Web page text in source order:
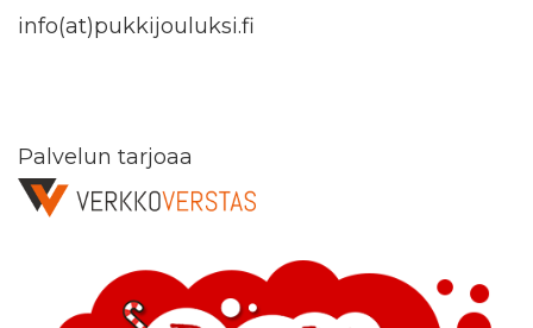
info(at)pukkijouluksi.fi
Palvelun tarjoaa